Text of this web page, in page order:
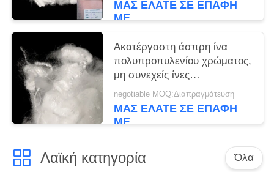
ΜΑΣ ΕΛΆΤΕ ΣΕ ΕΠΑΦΉ
ΜΕ
Ακατέργαστη άσπρη ίνα
πολυπροπυλενίου χρώματος,
μη συνεχείς ίνες
πολυπροπυλενίου 3D×51mm
negotiable MOQ:Διαπραγμάτευση
ΜΑΣ ΕΛΆΤΕ ΣΕ ΕΠΑΦΉ
ΜΕ
Λαϊκή κατηγορία Όλα